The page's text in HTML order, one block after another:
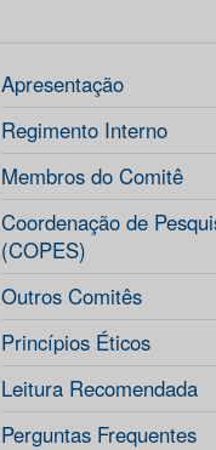
Apresentação
Regimento Interno
Membros do Comitê
Coordenação de
(COPES)
Outros Comitês
Princípios Éticos
Leitura Recomendada
Perguntas Frequentes